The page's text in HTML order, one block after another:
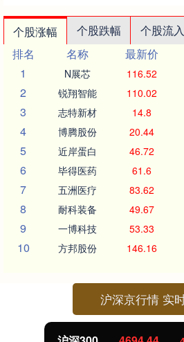
个股涨幅 个股跌幅 个股流入
排名
名称 最新价
1
N展芯 116.52
2 锐翔智能 110.02
3 志特新材 14.8
4 博腾股份 20.44
5 近岸蛋白 46.72
6 毕得医药 61.6
7 五洲医疗 83.62
8 耐科装备 49.67
9 一博科技 53.33
10 方邦股份 146.16
沪深京行情 实